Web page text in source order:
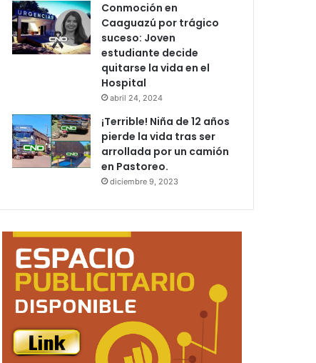
Conmoción en
Caaguazú por trágico
suceso: Joven
estudiante decide
quitarse la vida en el
Hospital
abril 24, 2024
¡Terrible! Niña de 12 años
pierde la vida tras ser
arrollada por un camión
en Pastoreo.
diciembre 9, 2023